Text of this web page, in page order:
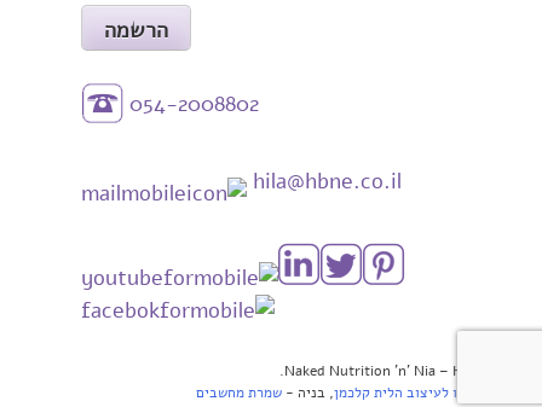
054-2008802
hila@hbne.co.il
סטודיו לעיצוב הלית קלכמן, בניה - שמרת מחשבים